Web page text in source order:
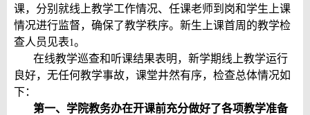
课，分别就线上教学工作情况、任课老师到岗和学生上课
情况进行监督，确保了教学秩序。新生上课首周的教学检
查人员见表1。
在线教学巡查和听课结果表明，新学期线上教学运行
良好，无任何教学事故，课堂井然有序，检查总体情况如
下：
第一、学院教务办在开课前充分做好了各项教学准备